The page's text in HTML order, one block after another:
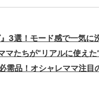
3選！モード感で一気に
マたちが“リアルに使え
需品！オシャレママ注目